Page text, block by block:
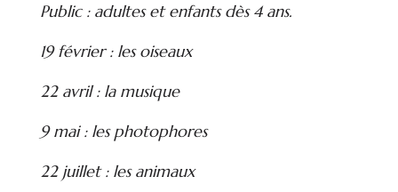
Public : adultes et enfants dès 4 ans.
19 février : les oiseaux
22 avril : la musique
9 mai : les photophores
22 juillet : les animaux